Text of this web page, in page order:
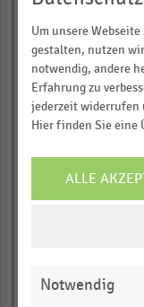
11
categories.
The
chart
has
Milliarden
2015/20162016/2017
0,20
interactive
Über
Rund
… und
Um unsere
gestalten, nutzen
notwendig, andere
Erfahrung zu
jederzeit widerrufen
Hier finden Sie eine
ALLE
Notwendig